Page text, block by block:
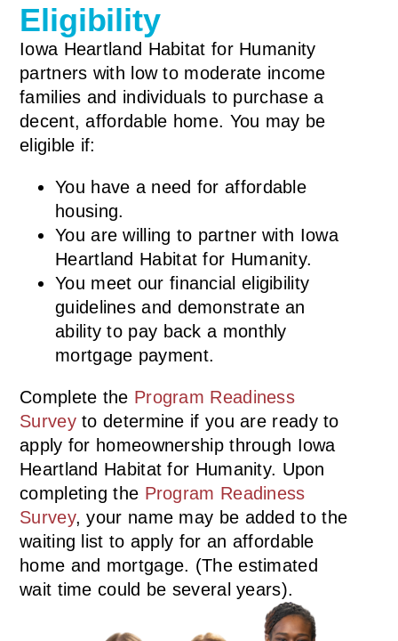
Eligibility
Iowa Heartland Habitat for Humanity
partners with low to moderate income
families and individuals to purchase a
decent, affordable home. You may be
eligible if:
You have a need for affordable
housing.
You are willing to partner with Iowa
Heartland Habitat for Humanity.
You meet our financial eligibility
guidelines and demonstrate an
ability to pay back a monthly
mortgage payment.
Complete the Program Readiness
Surveyto determine if you are ready to
apply for homeownership through Iowa
Heartland Habitat for Humanity. Upon
completing the Program Readiness
Survey, your name may be added to the
waiting list to apply for an affordable
home and mortgage. (The estimated
wait time could be several years).